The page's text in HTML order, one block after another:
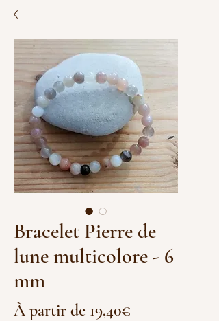
Bracelet Pierre de
lune multicolore - 6
mm
À partir de 19,40€